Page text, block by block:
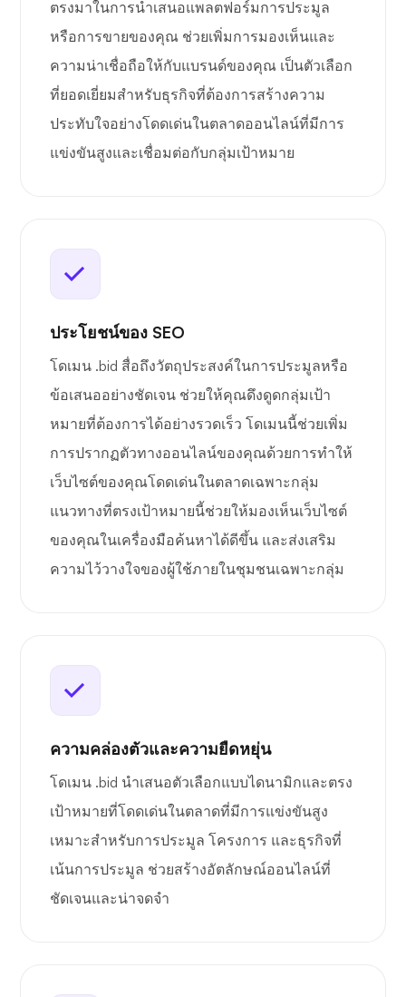
ตรงมาในการนำเสนอแพลตฟอร์มการประมูล
หรือการขายของคุณ ช่วยเพิ่มการมองเห็นและ
ความน่าเชื่อถือให้กับแบรนด์ของคุณ เป็นตัวเลือก
ที่ยอดเยี่ยมสำหรับธุรกิจที่ต้องการสร้างความ
ประทับใจอย่างโดดเด่นในตลาดออนไลน์ที่มีการ
แข่งขันสูงและเชื่อมต่อกับกลุ่มเป้าหมาย
ประโยชน์ของ SEO
โดเมน .bid สื่อถึงวัตถุประสงค์ในการประมูลหรือ
ข้อเสนออย่างชัดเจน ช่วยให้คุณดึงดูดกลุ่มเป้า
หมายที่ต้องการได้อย่างรวดเร็ว โดเมนนี้ช่วยเพิ่ม
การปรากฏตัวทางออนไลน์ของคุณด้วยการทำให้
เว็บไซต์ของคุณโดดเด่นในตลาดเฉพาะกลุ่ม
แนวทางที่ตรงเป้าหมายนี้ช่วยให้มองเห็นเว็บไซต์
ของคุณในเครื่องมือค้นหาได้ดีขึ้น และส่งเสริม
ความไว้วางใจของผู้ใช้ภายในชุมชนเฉพาะกลุ่ม
ความคล่องตัวและความยืดหยุ่น
โดเมน .bid นำเสนอตัวเลือกแบบไดนามิกและตรง
เป้าหมายที่โดดเด่นในตลาดที่มีการแข่งขันสูง
เหมาะสำหรับการประมูล โครงการ และธุรกิจที่
เน้นการประมูล ช่วยสร้างอัตลักษณ์ออนไลน์ที่
ชัดเจนและน่าจดจำ